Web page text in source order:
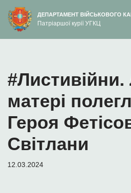
вмісту
Перейти
до
ДЕПАРТАМЕНТ ВІЙСЬКОВОГО
Патріаршої курії УГКЦ
#Листивійни.
матері
Героя
Світлани
12.03.2024